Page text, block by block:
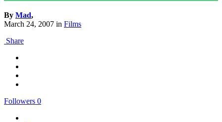
By Mad,
March 24, 2007 in Films
Share
Followers 0